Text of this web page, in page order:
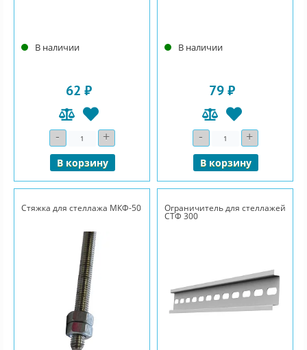
В наличии
62 ₽
- Количество+
В корзину
В наличии
79 ₽
- Количество+
В корзину
Стяжка для стеллажа МКФ-50 Ограничитель для стеллажей
СТФ 300